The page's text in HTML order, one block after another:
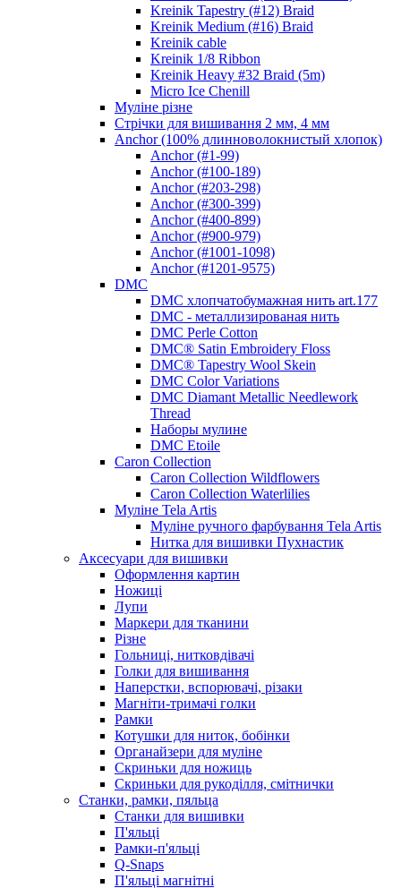
Kreinik Tapestry (#12) Braid
Kreinik Medium (#16) Braid
Kreinik cable
Kreinik 1/8 Ribbon
Kreinik Heavy #32 Braid (5m)
Micro Ice Chenill
Муліне різне
Стрічки для вишивання 2 мм, 4 мм
Anchor (100% длинноволокнистый хлопок)
Anchor (#1-99)
Anchor (#100-189)
Anchor (#203-298)
Anchor (#300-399)
Anchor (#400-899)
Anchor (#900-979)
Anchor (#1001-1098)
Anchor (#1201-9575)
DMC
DMC хлопчатобумажная нить art.177
DMC - металлизированая нить
DMC Perle Cotton
DMC® Satin Embroidery Floss
DMC® Tapestry Wool Skein
DMC Color Variations
DMC Diamant Metallic Needlework
Thread
Наборы мулине
DMC Etoile
Caron Collection
Caron Collection Wildflowers
Caron Collection Waterlilies
Муліне Tela Artis
Муліне ручного фарбування Tela Artis
Нитка для вишивки Пухнастик
Аксесуари для вишивки
Оформлення картин
Ножиці
Лупи
Маркери для тканини
Різне
Гольниці, нитковдівачі
Голки для вишивання
Наперстки, вспорювачі, різаки
Магніти-тримачі голки
Рамки
Котушки для ниток, бобінки
Органайзери для муліне
Скриньки для ножиць
Скриньки для рукоділля, смітнички
Станки, рамки, пяльца
Станки для вишивки
П'яльці
Рамки-п'яльці
Q-Snaps
П'яльці магнітні